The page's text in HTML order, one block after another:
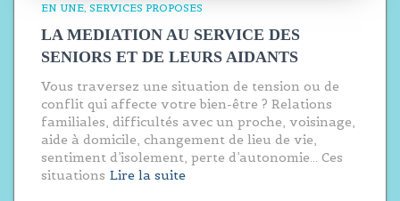
EN UNE SERVICES PROPOSES
LA MEDIATION AU SERVICE DES
SENIORS ET DE LEURS AIDANTS
Vous traversez une situation de tension ou de
conflit qui affecte votre bien-être ? Relations
familiales, difficultés avec un proche, voisinage,
aide à domicile, changement de lieu de vie,
sentiment d’isolement, perte d’autonomie… Ces
situations Lire la suite